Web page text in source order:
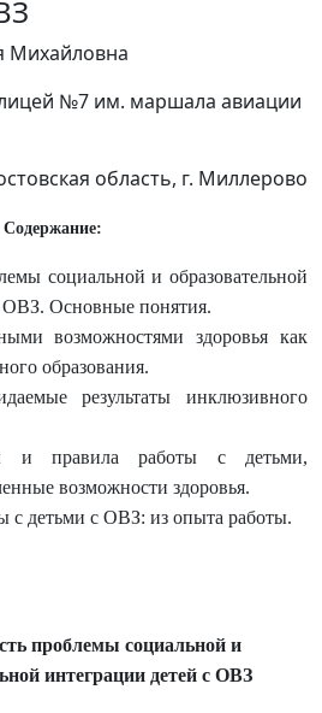
Михайловна
№7 им. маршала авиации
область, г. Миллерово
Содержание:
социальной и образовательной
ОВЗ. Основные понятия.
возможностями здоровья как
образования.
результаты инклюзивного
и правила работы с детьми,
возможности здоровья.
с детьми с ОВЗ: из опыта работы.
проблемы социальной и
интеграции детей с ОВЗ